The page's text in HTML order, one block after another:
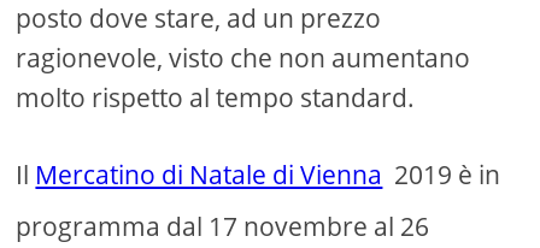
posto dove stare, ad un prezzo
ragionevole, visto che non aumentano
molto rispetto al tempo standard.
Il Mercatino di Natale di Vienna 2019 è in
programma dal 17 novembre al 26